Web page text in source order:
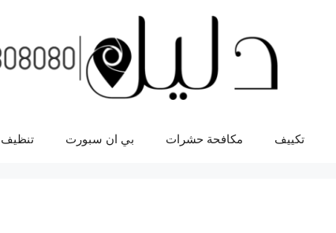
تكييف مكافحة حشرات بي ان سبورت تنظيف